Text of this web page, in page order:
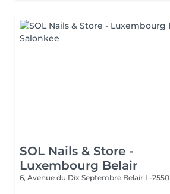
SOL Nails & Store -
Luxembourg Belair
6, Avenue du Dix Septembre Belair L-2550